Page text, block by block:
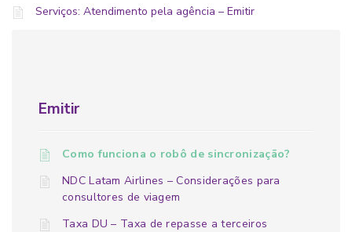
Serviços: Atendimento pela agência – Emitir
Emitir
Como funciona o robô de sincronização?
NDC Latam Airlines – Considerações para
consultores de viagem
Taxa DU – Taxa de repasse a terceiros